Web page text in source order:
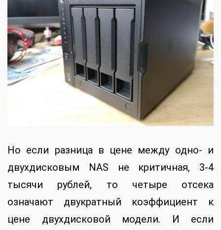
Но если разница в цене между одно- и
двухдисковым NAS не критичная, 3-4
тысячи рублей, то четыре отсека
означают двукратный коэффициент к
цене двухдисковой модели. И если